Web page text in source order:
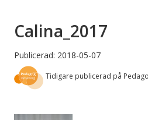
Calina_2017
Publicerad: 2018-05-07
Tidigare publicerad på